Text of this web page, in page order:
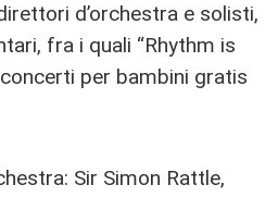
d’orchestra e solisti,
fra i quali “Rhythm is
concerti per bambini gratis
Sir Simon Rattle,